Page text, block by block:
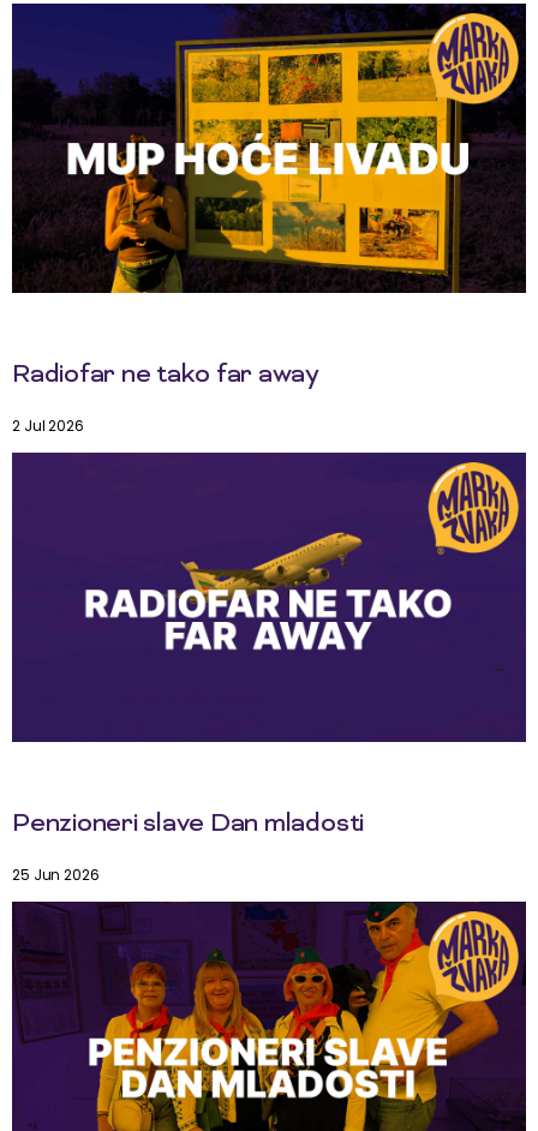
Radiofar ne tako far away
2 Jul 2026
Penzioneri slave Dan mladosti
25 Jun 2026